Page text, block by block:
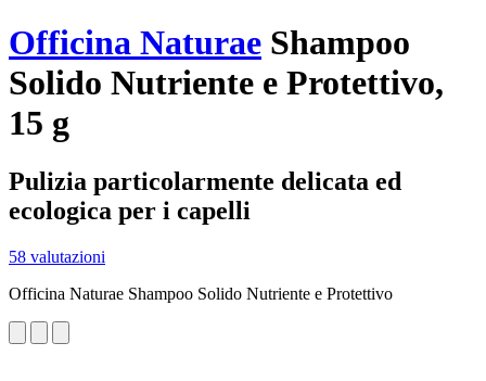
Officina Naturae Shampoo
Solido Nutriente e Protettivo,
15 g
Pulizia particolarmente delicata ed
ecologica per i capelli
58 valutazioni
Officina Naturae Shampoo Solido Nutriente e Protettivo